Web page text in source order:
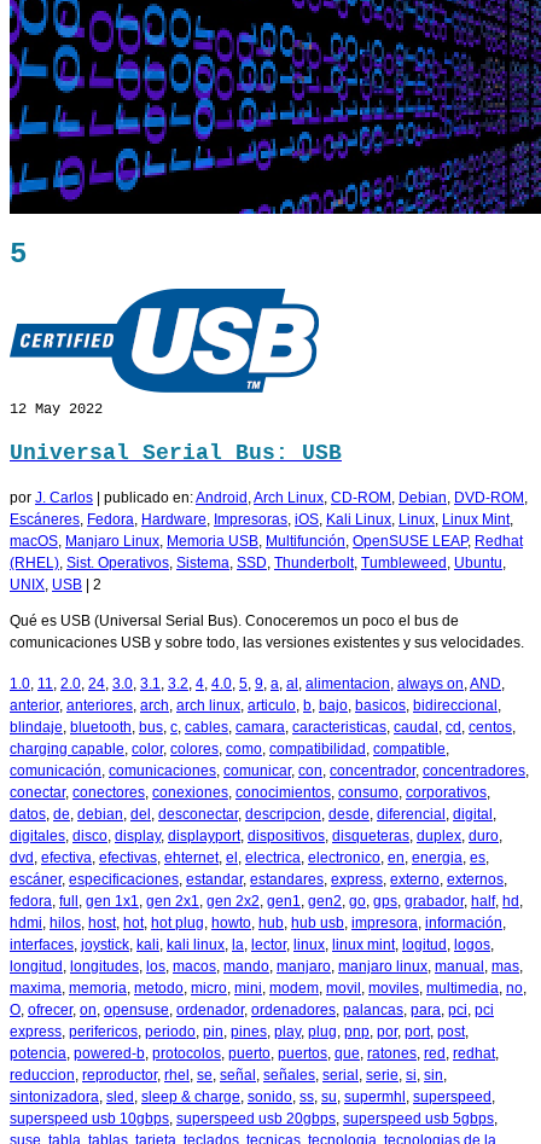
5
12 May 2022
Universal Serial Bus: USB
por J. Carlos publicado en:Android ,Arch Linux, CD-ROM , Debian, DVD-ROM ,
Escáneres, Fedora, Hardware, Impresoras, iOS, Kali Linux, Linux, Linux Mint,
macOS, Manjaro Linux, Memoria USB, Multifunción, OpenSUSE LEAP, Redhat
(RHEL), Sist. Operativos, Sistema, SSD, Thunderbolt, Tumbleweed , Ubuntu,
UNIX, USB 2
Qué es USB (Universal Serial Bus). Conoceremos un poco el bus de
comunicaciones USB y sobre todo, las versiones existentes y sus velocidades.
1.0, 11, 2.0, 24, 3.0, 3.1, 3.2, 4, 4.0, 5, 9, a, al , alimentacion, always on,AND,
anterior, anteriores, arch, arch linux, articulo, b, bajo, basicos, bidireccional ,
blindaje, bluetooth, bus, c, cables, camara, caracteristicas, caudal , cd , centos,
charging capable, color, colores, como, compatibilidad , compatible,
comunicación, comunicaciones, comunicar, con, concentrador, concentradores,
conectar, conectores, conexiones, conocimientos, consumo, corporativos,
datos, de, debian, del , desconectar, descripcion, desde, diferencial , digital ,
digitales, disco, display, displayport, dispositivos, disqueteras, duplex, duro,
dvd , efectiva, efectivas, ehternet, el , electrica, electronico, en, energia, es,
escáner, especificaciones, estandar, estandares, express, externo, externos,
fedora, full , gen 1x1, gen 2x1, gen 2x2, gen1, gen2, go, gps, grabador, half, hd ,
hdmi, hilos, host, hot, hot plug, howto, hub, hub usb, impresora, información,
interfaces, joystick, kali, kali linux, la, lector, linux, linux mint, logitud , logos,
longitud , longitudes, los, macos, mando, manjaro, manjaro linux, manual , mas,
maxima, memoria, metodo, micro, mini, modem, movil , moviles, multimedia, no,
O, ofrecer, on, opensuse, ordenador, ordenadores, palancas, para, pci, pci
express, perifericos, periodo, pin, pines, play, plug, pnp, por, port, post,
potencia, powered-b, protocolos, puerto, puertos, que, ratones, red , redhat,
reduccion, reproductor, rhel , se, señal , señales, serial , serie, si, sin,
sintonizadora, sled , sleep & charge, sonido, ss, su, supermhl , superspeed ,
superspeed usb 10gbps, superspeed usb 20gbps, superspeed usb 5gbps,
suse tabla tablas tarjeta teclados tecnicas tecnologia tecnologias de la